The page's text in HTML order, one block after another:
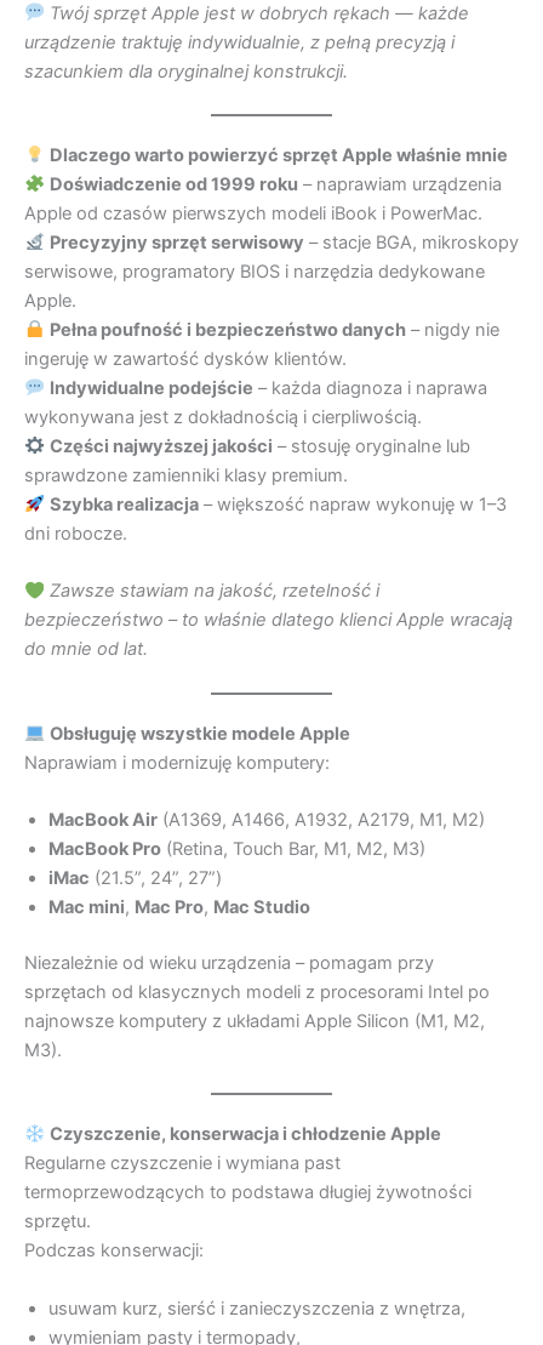
Twój sprzęt Apple jest w dobrych rękach — każde
urządzenie traktuję indywidualnie, z pełną precyzją i
szacunkiem dla oryginalnej konstrukcji.
Dlaczego warto powierzyć sprzęt Apple właśnie mnie
Doświadczenie od 1999 roku – naprawiam urządzenia
Apple od czasów pierwszych modeli iBook i PowerMac.
Precyzyjny sprzęt serwisowy – stacje BGA, mikroskopy
serwisowe, programatory BIOS i narzędzia dedykowane
Apple.
Pełna poufność i bezpieczeństwo danych– nigdy nie
ingeruję w zawartość dysków klientów.
Indywidualne podejście – każda diagnoza i naprawa
wykonywana jest z dokładnością i cierpliwością.
Części najwyższej jakości – stosuję oryginalne lub
sprawdzone zamienniki klasy premium.
Szybka realizacja– większość napraw wykonuję w 1–3
dni robocze.
Zawsze stawiam na jakość, rzetelność i
bezpieczeństwo – to właśnie dlatego klienci Apple wracają
do mnie od lat.
Obsługuję wszystkie modele Apple
Naprawiam i modernizuję komputery:
MacBook Air (A1369, A1466, A1932, A2179, M1, M2)
MacBook Pro (Retina, Touch Bar, M1, M2, M3)
iMac (21.5”, 24”, 27”)
Mac mini, Mac Pro, Mac Studio
Niezależnie od wieku urządzenia – pomagam przy
sprzętach od klasycznych modeli z procesorami Intel po
najnowsze komputery z układami Apple Silicon (M1, M2,
M3).
Czyszczenie, konserwacja i chłodzenie Apple
Regularne czyszczenie i wymiana past
termoprzewodzących to podstawa długiej żywotności
sprzętu.
Podczas konserwacji:
usuwam kurz, sierść i zanieczyszczenia z wnętrza,
wymieniam pasty i termopady,